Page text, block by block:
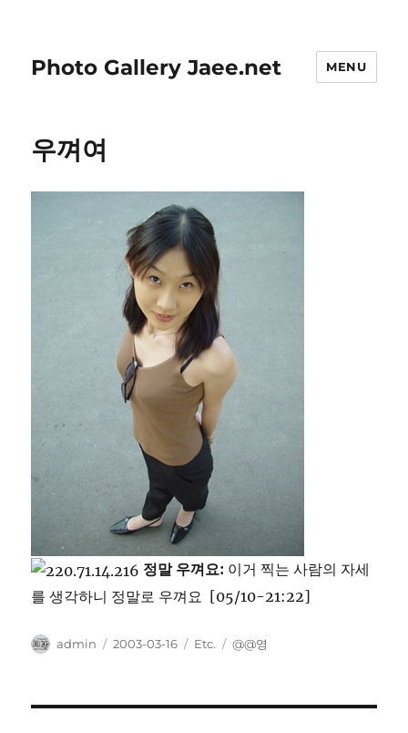
Photo Gallery Jaee.net MENU
우껴여
정말 우껴요: 이거 찍는 사람의 자세
를 생각하니 정말로 우껴요 [05/10-21:22]
Author
admin
Posted
2003-03-16 Categories
Etc. Tags
@@영